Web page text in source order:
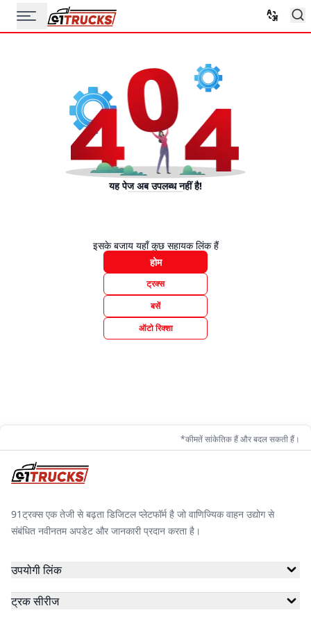
यह पेज अब उपलब्ध नहीं है!
इसके बजाय यहाँ कुछ सहायक लिंक हैं
होम
ट्रक्स
बसें
ऑटो रिक्शा
*कीमतें सांकेतिक हैं और बदल सकती हैं।
91ट्रक्स एक तेजी से बढ़ता डिजिटल प्लेटफॉर्म है जो वाणिज्यिक वाहन उद्योग से
संबंधित नवीनतम अपडेट और जानकारी प्रदान करता है।
उपयोगी लिंक
ट्रक सीरीज